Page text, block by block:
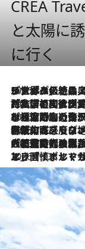
CREA
と太陽に
に行く
2026.8.8
リスボンの絶品スイーツ「パステル・デ・ナタ」とは？ポルトガル伝統の奥深い世界へ
2026.7.27
「私の祖国はポルトガル語です」国民的詩人フェルナンド・ペソアと、彼が愛した文学の街
2026.7.26
ポルトガル近海が育む極上の海の幸。キリリと冷えた白ワインと愉しむ、シーフード専門店
2026.7.22
伝統の味をモダンに昇華。高感度な地元客が集う、リスボンの最旬ガストロノミー
2026.7.21
大航海時代の栄華から、震災、独裁、そして革命へ。ポルトガル・首都リスボンの石畳に刻まれた「歴史の光
2026.7.13
エッセイ・ヤマザキマリ「慎ましくも美しき国 ポルトガル」